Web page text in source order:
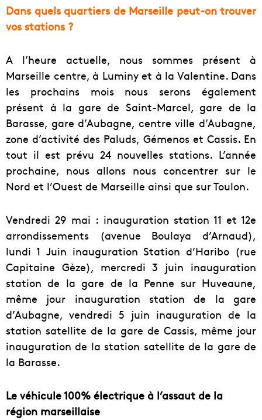
Dans quels quartiers de Marseille peut-on trouver
vos stations ?
A l’heure actuelle, nous sommes présent à
Marseille centre, à Luminy et à la Valentine. Dans
les prochains mois nous serons également
présent à la gare de Saint-Marcel, gare de la
Barasse, gare d’Aubagne, centre ville d’Aubagne,
zone d’activité des Paluds, Gémenos et Cassis. En
tout il est prévu 24 nouvelles stations. L’année
prochaine, nous allons nous concentrer sur le
Nord et l’Ouest de Marseille ainsi que sur Toulon.
Vendredi 29 mai : inauguration station 11 et 12e
arrondissements (avenue Boulaya d’Arnaud),
lundi 1 Juin inauguration Station d’Haribo (rue
Capitaine Gèze), mercredi 3 juin inauguration
station de la gare de la Penne sur Huveaune,
même jour inauguration station de la gare
d’Aubagne, vendredi 5 juin inauguration de la
station satellite de la gare de Cassis, même jour
inauguration de la station satellite de la gare de
la Barasse.
Le véhicule 100% électrique à l’assaut de la
région marseillaise